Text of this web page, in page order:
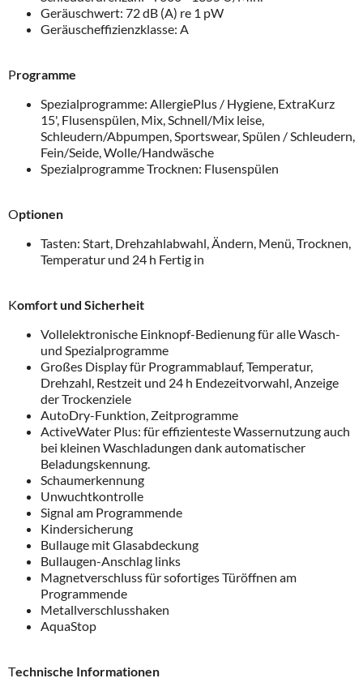
Geräuschwert: 72 dB (A) re 1 pW
Geräuscheffizienzklasse: A
Programme
Spezialprogramme: AllergiePlus / Hygiene, ExtraKurz
15', Flusenspülen, Mix, Schnell/Mix leise,
Schleudern/Abpumpen, Sportswear, Spülen / Schleudern,
Fein/Seide, Wolle/Handwäsche
Spezialprogramme Trocknen: Flusenspülen
Optionen
Tasten: Start, Drehzahlabwahl, Ändern, Menü, Trocknen,
Temperatur und 24 h Fertig in
Komfort und Sicherheit
Vollelektronische Einknopf-Bedienung für alle Wasch-
und Spezialprogramme
Großes Display für Programmablauf, Temperatur,
Drehzahl, Restzeit und 24 h Endezeitvorwahl, Anzeige
der Trockenziele
AutoDry-Funktion, Zeitprogramme
ActiveWater Plus: für effizienteste Wassernutzung auch
bei kleinen Waschladungen dank automatischer
Beladungskennung.
Schaumerkennung
Unwuchtkontrolle
Signal am Programmende
Kindersicherung
Bullauge mit Glasabdeckung
Bullaugen-Anschlag links
Magnetverschluss für sofortiges Türöffnen am
Programmende
Metallverschlusshaken
AquaStop
Technische Informationen